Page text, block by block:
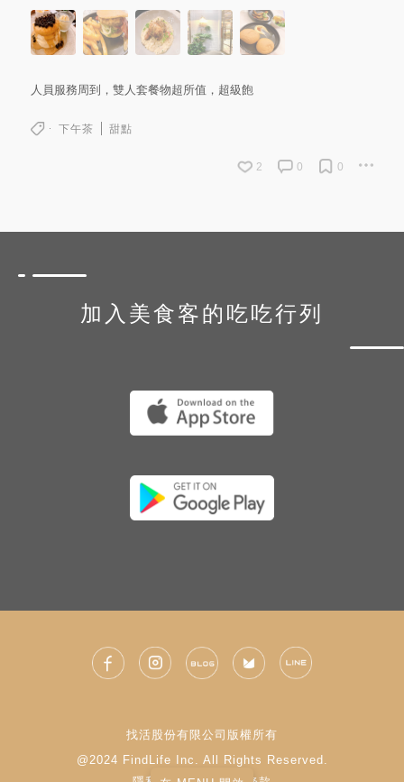
人員服務周到，雙人套餐物超所值，超級飽
下午茶 甜點
2 0 0
加入美食客的吃吃行列
找活股份有限公司版權所有
@2024 FindLife Inc. All Rights Reserved.